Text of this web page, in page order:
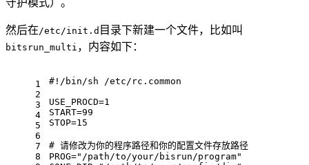
守护模式）。
然后在/etc/init.d 目录下新建一个文件，比如叫
bitsrun_multi ，内容如下：
1
2
3
4
5
6
7
8
#!/bin/sh /etc/rc.common
USE_PROCD=1
START=99
STOP=15
# 请修改为你的程序路径和你的配置文件存放路径
PROG="/path/to/your/bisrun/program"